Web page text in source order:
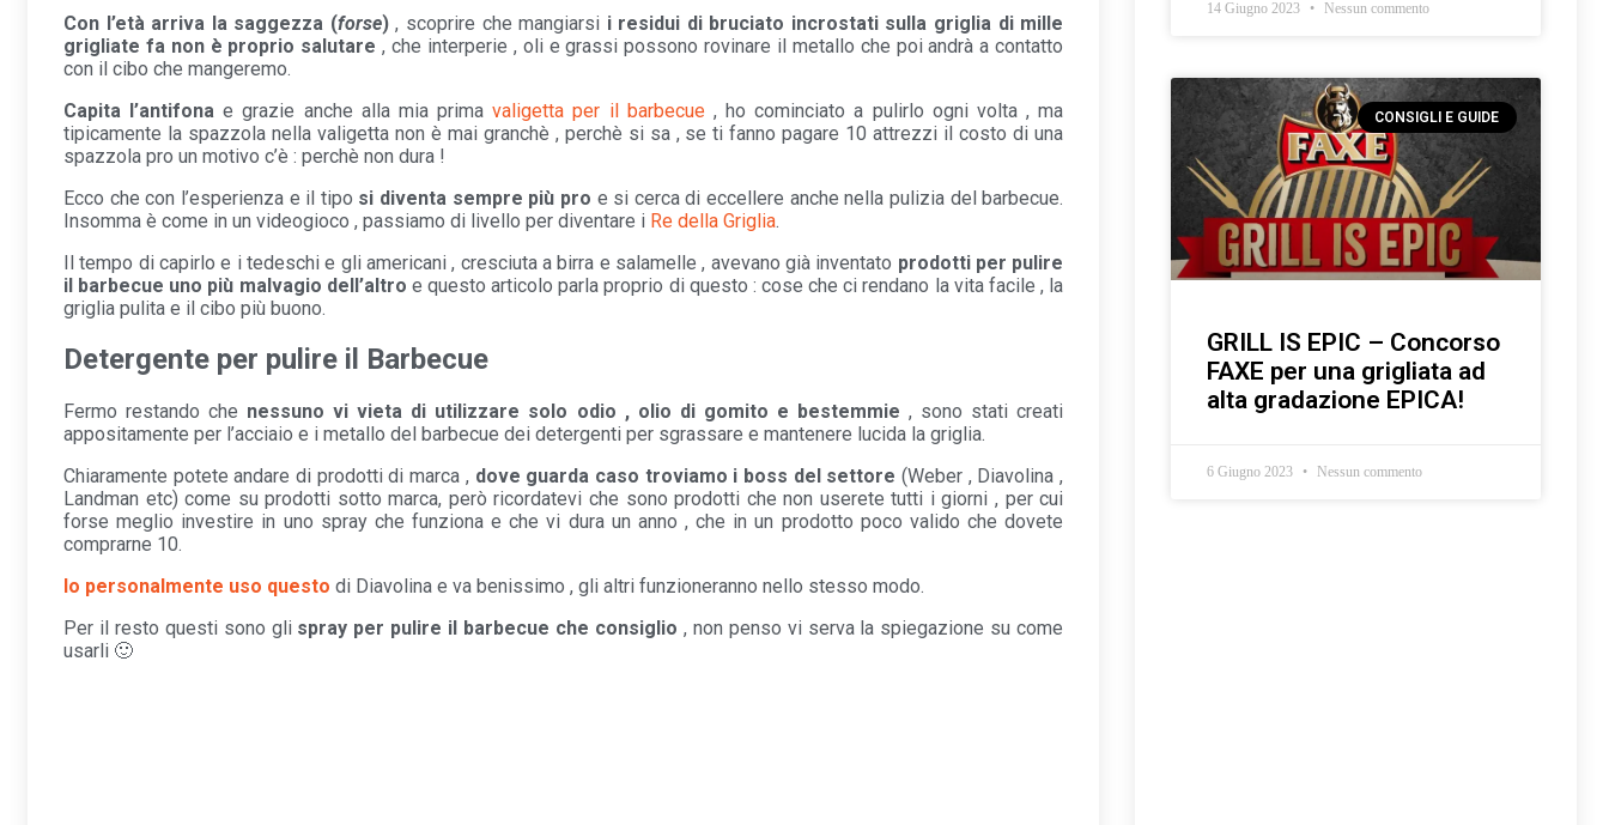
Con l’età arriva la saggezza (forse), scoprire che mangiarsi i residui di bruciato incrostati sulla griglia di mille
grigliate fa non è proprio salutare , che interperie , oli e grassi possono rovinare il metallo che poi andrà a contatto
con il cibo che mangeremo.
Capita l’antifona e grazie anche alla mia primavaligetta per il barbecue, ho cominciato a pulirlo ogni volta , ma
tipicamente la spazzola nella valigetta non è mai granchè , perchè si sa , se ti fanno pagare 10 attrezzi il costo di una
spazzola pro un motivo c’è : perchè non dura !
Ecco che con l’esperienza e il tipo si diventa sempre più pro e si cerca di eccellere anche nella pulizia del barbecue.
Insomma è come in un videogioco , passiamo di livello per diventare i Re della Griglia.
Il tempo di capirlo e i tedeschi e gli americani , cresciuta a birra e salamelle , avevano già inventato prodotti per pulire
il barbecue uno più malvagio dell’altro e questo articolo parla proprio di questo : cose che ci rendano la vita facile , la
griglia pulita e il cibo più buono.
Detergente per pulire il Barbecue
Fermo restando che nessuno vi vieta di utilizzare solo odio , olio di gomito e bestemmie , sono stati creati
appositamente per l’acciaio e i metallo del barbecue dei detergenti per sgrassare e mantenere lucida la griglia.
Chiaramente potete andare di prodotti di marca ,dove guarda caso troviamo i boss del settore (Weber , Diavolina ,
Landman etc) come su prodotti sotto marca, però ricordatevi che sono prodotti che non userete tutti i giorni , per cui
forse meglio investire in uno spray che funziona e che vi dura un anno , che in un prodotto poco valido che dovete
comprarne 10.
Io personalmente uso questo di Diavolina e va benissimo , gli altri funzioneranno nello stesso modo.
Per il resto questi sono gli spray per pulire il barbecue che consiglio , non penso vi serva la spiegazione su come
usarli 🙂
14 Giugno 2023 Nessun commento
CONSIGLI E GUIDE
GRILL IS EPIC – Concorso
FAXE per una grigliata ad
alta gradazione EPICA!
6 Giugno 2023 Nessun commento